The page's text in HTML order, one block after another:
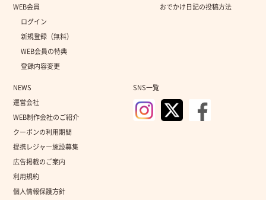
WEB会員
ログイン
新規登録（無料）
WEB会員の特典
登録内容変更
おでかけ日記の投稿方法
NEWS
運営会社
WEB制作会社のご紹介
クーポンの利用期間
提携レジャー施設募集
広告掲載のご案内
利用規約
個人情報保護方針
SNS一覧